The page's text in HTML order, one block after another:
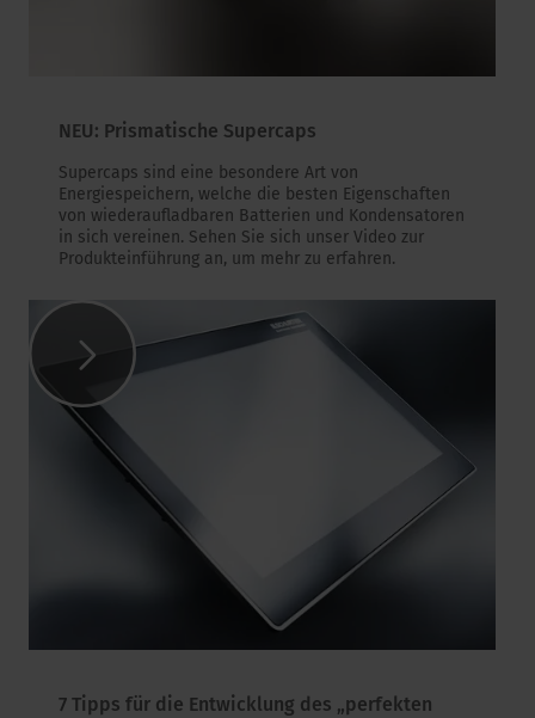
NEU: Prismatische Supercaps
Supercaps sind eine besondere Art von
Energiespeichern, welche die besten Eigenschaften
von wiederaufladbaren Batterien und Kondensatoren
in sich vereinen. Sehen Sie sich unser Video zur
Produkteinführung an, um mehr zu erfahren.
7 Tipps für die Entwicklung des „perfekten